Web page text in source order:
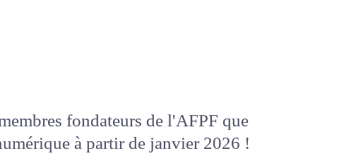
fondateurs de l'AFPF que
numériqueà partir de janvier 2026